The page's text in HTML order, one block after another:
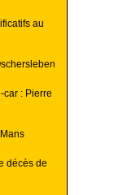
au
car : Pierre
décès de